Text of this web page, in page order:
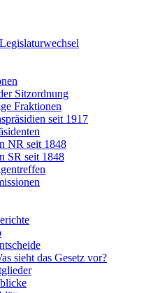
Sitzordnung
Fraktionen
seit 1917
NR seit 1848
SR seit 1848
sieht das Gesetz vor?